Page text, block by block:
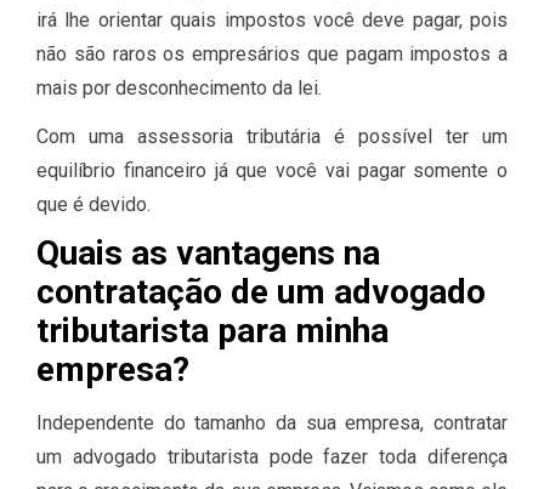
irá lhe orientar quais impostos você deve pagar, pois
não são raros os empresários que pagam impostos a
mais por desconhecimento da lei.
Com uma assessoria tributária é possível ter um
equilíbrio financeiro já que você vai pagar somente o
que é devido.
Quais as vantagens na
contratação de um advogado
tributarista para minha
empresa?
Independente do tamanho da sua empresa, contratar
um advogado tributarista pode fazer toda diferença